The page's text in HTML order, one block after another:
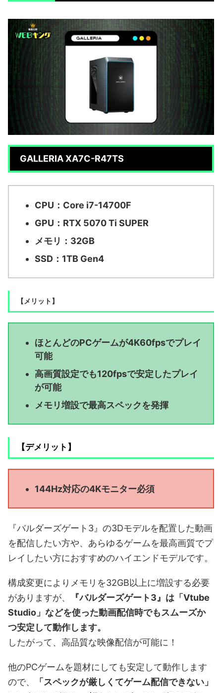
GALLERIA XA7C-R47TS
CPU：Core i7-14700F
GPU：RTX 5070 Ti SUPER
メモリ：32GB
SSD：1TB Gen4
【メリット】
ほとんどのPCゲームが4K60fpsでプレイ
可能
高画質設定でも120fpsで安定したプレイ
が可能
メモリ増設で最高スペックを発揮
【デメリット】
144Hz対応の4Kモニター必須
『バルダーズゲート3』の3Dモデルを配置した動画
を配信したい方や、あらゆるゲームを最高画質でプ
レイしたい方におすすめのハイエンドモデルです。
構成変更によりメモリを32GB以上に増設する必要
がありますが、
『バルダーズゲート3』は「Vtube
Studio」などを使った動画配信時でもスムーズか
つ安定して動作します。
したがって、高品質な映像配信が可能に！
他のPCゲームを題材にしても安定して動作します
ので、
「スペックが厳しくてゲーム配信できない」